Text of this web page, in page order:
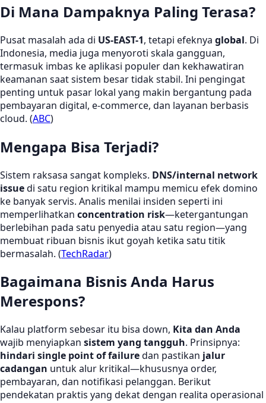
Di Mana Dampaknya Paling Terasa?
Pusat masalah ada di US-EAST-1, tetapi efeknya global. Di
Indonesia, media juga menyoroti skala gangguan,
termasuk imbas ke aplikasi populer dan kekhawatiran
keamanan saat sistem besar tidak stabil. Ini pengingat
penting untuk pasar lokal yang makin bergantung pada
pembayaran digital, e-commerce, dan layanan berbasis
cloud. (ABC)
Mengapa Bisa Terjadi?
Sistem raksasa sangat kompleks. DNS/internal network
issuedi satu region kritikal mampu memicu efek domino
ke banyak servis. Analis menilai insiden seperti ini
memperlihatkan concentration risk—ketergantungan
berlebihan pada satu penyedia atau satu region—yang
membuat ribuan bisnis ikut goyah ketika satu titik
bermasalah. (TechRadar)
Bagaimana Bisnis Anda Harus
Merespons?
Kalau platform sebesar itu bisa down, Kita dan Anda
wajib menyiapkan sistem yang tangguh. Prinsipnya:
hindari single point of failuredan pastikan jalur
cadangan untuk alur kritikal—khususnya order,
pembayaran, dan notifikasi pelanggan. Berikut
pendekatan praktis yang dekat dengan realita operasional